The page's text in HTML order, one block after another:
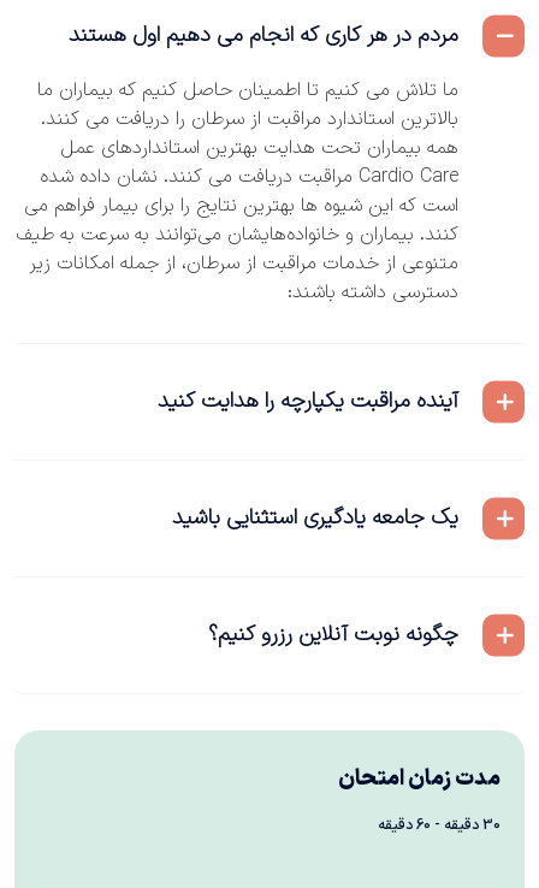
مردم در هر کاری که انجام می دهیم اول هستند
ما تلاش می کنیم تا اطمینان حاصل کنیم که بیماران ما
بالاترین استاندارد مراقبت از سرطان را دریافت می کنند.
همه بیماران تحت هدایت بهترین استانداردهای عمل
Cardio Care مراقبت دریافت می کنند. نشان داده شده
است که این شیوه ها بهترین نتایج را برای بیمار فراهم می
کنند. بیماران و خانواده‌هایشان می‌توانند به سرعت به طیف
متنوعی از خدمات مراقبت از سرطان، از جمله امکانات زیر
دسترسی داشته باشند:
آینده مراقبت یکپارچه را هدایت کنید
یک جامعه یادگیری استثنایی باشید
چگونه نوبت آنلاین رزرو کنیم؟
مدت زمان امتحان
30 دقیقه - 60 دقیقه